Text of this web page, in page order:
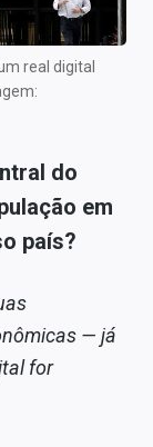
real digital
do
em
país?
— já
for